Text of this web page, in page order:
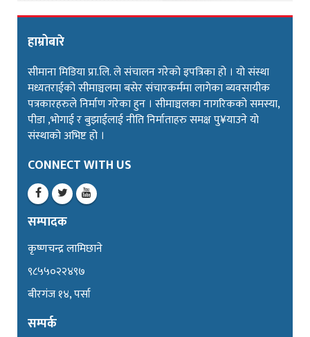
हाम्रोबारे
सीमाना मिडिया प्रा.लि. ले संचालन गरेको इपत्रिका हो । यो संस्था
मध्यतराईको सीमाञ्चलमा बसेर संचारकर्ममा लागेका ब्यवसायीक
पत्रकारहरुले निर्माण गरेका हुन । सीमाञ्चलका नागरिकको समस्या,
पीडा ,भोगाई र बुझाईलाई नीति निर्माताहरु समक्ष पु¥याउने यो
संस्थाको अभिष्ट हो ।
CONNECT WITH US
सम्पादक
कृष्णचन्द्र लामिछाने
९८५५०२२४९७
बीरगंज १४, पर्सा
सम्पर्क